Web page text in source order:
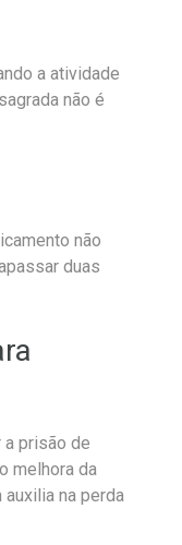
a atividade
não é
não
duas
a prisão de
melhora da
na perda